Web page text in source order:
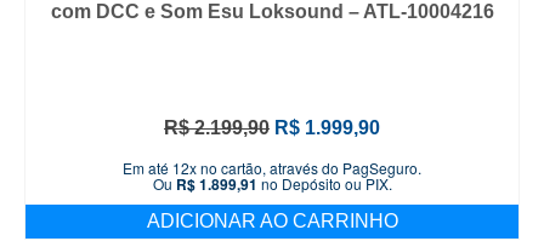
com DCC e Som Esu Loksound – ATL-10004216
R$2.199,90 O
original
era:
R$ 2.199,90.
R$ 1.999,90O
atual
R$ 1.999,90.
Em até 12x no cartão, através do PagSeguro.
Ou R$1.899,91 no Depósito ou PIX.
ADICIONAR AO CARRINHO